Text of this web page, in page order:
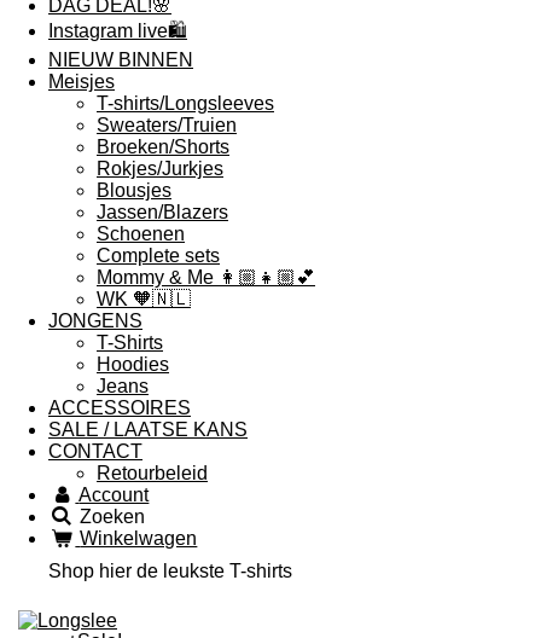
DAG DEAL!🌸
Instagram live🛍
NIEUW BINNEN
Meisjes
T-shirts/Longsleeves
Sweaters/Truien
Broeken/Shorts
Rokjes/Jurkjes
Blousjes
Jassen/Blazers
Schoenen
Complete sets
Mommy & Me 👩🏼👧🏼💕
WK 🧡🇳🇱
JONGENS
T-Shirts
Hoodies
Jeans
ACCESSOIRES
SALE / LAATSE KANS
CONTACT
Retourbeleid
Account
Zoeken
Winkelwagen
Shop hier de leukste T-shirts